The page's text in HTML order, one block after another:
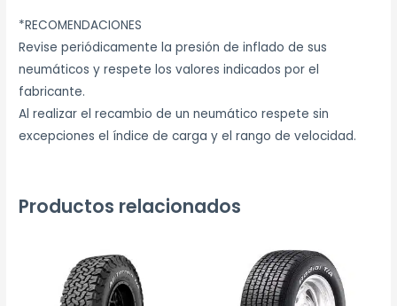
*RECOMENDACIONES
Revise periódicamente la presión de inflado de sus
neumáticos y respete los valores indicados por el
fabricante.
Al realizar el recambio de un neumático respete sin
excepciones el índice de carga y el rango de velocidad.
Productos relacionados